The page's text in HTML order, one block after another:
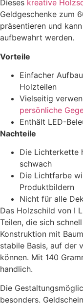
Dieses kreative
Geldgeschenke zum
präsentieren und
aufbewahrt werden.
Vorteile
Einfacher
Holzteilen
Vielseitig
persönliche
Enthält LED-
Nachteile
Die Lichterkette
schwach
Die Lichtfarbe
Produktbildern
Nicht für alle
Das Holzschild von I
Teilen, die sich
Konstruktion mit
stabile Basis, auf der
können. Mit 140
handlich.
Die
besonders.